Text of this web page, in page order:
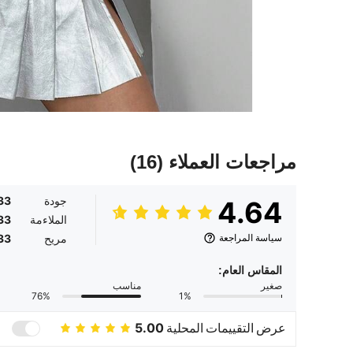
مراجعات العملاء (16)
4.64
سياسة المراجعة
جودة
الملاءمة
مريح
المقاس العام:
صغير
1%
مناسب
76%
عرض التقييمات المحلية 5.00